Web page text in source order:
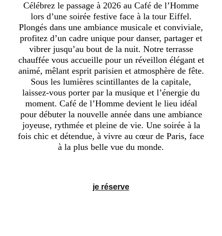
Célébrez le passage à 2026 au Café de l’Homme
lors d’une soirée festive face à la tour Eiffel.
Plongés dans une ambiance musicale et conviviale,
profitez d’un cadre unique pour danser, partager et
vibrer jusqu’au bout de la nuit. Notre terrasse
chauffée vous accueille pour un réveillon élégant et
animé, mêlant esprit parisien et atmosphère de fête.
Sous les lumières scintillantes de la capitale,
laissez-vous porter par la musique et l’énergie du
moment. Café de l’Homme devient le lieu idéal
pour débuter la nouvelle année dans une ambiance
joyeuse, rythmée et pleine de vie. Une soirée à la
fois chic et détendue, à vivre au cœur de Paris, face
à la plus belle vue du monde.
je réserve